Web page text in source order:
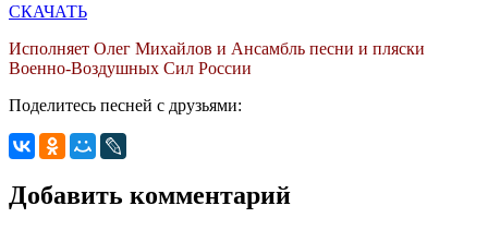
СКАЧАТЬ
Исполняет Олег Михайлов и Ансамбль песни и пляски
Военно-Воздушных Сил России
Поделитесь песней с друзьями:
Добавить комментарий